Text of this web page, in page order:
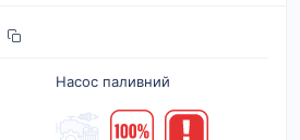
Насос паливний